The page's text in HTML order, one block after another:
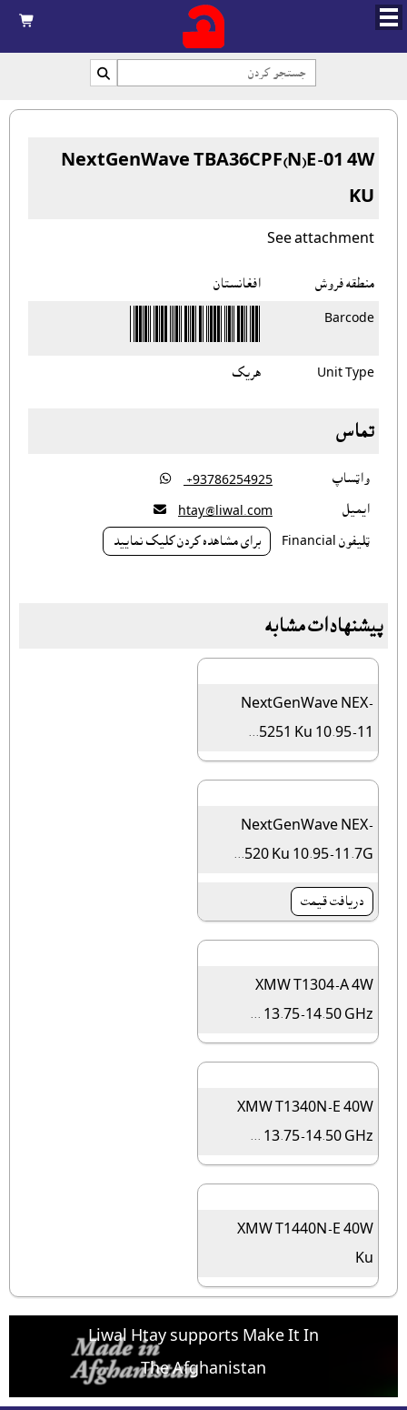



NextGenWave TBA36CPF(N)E-01 4W
KU
See attachment
منطقه فروش افغانستان
Barcode
Unit Type هريک
تماس
واټساپ ‎ +93786254925

ايميل htay@liwal.com

ټليفون Financial براى مشاهده کردن کليک نماييد
پیشنهادات مشابه
NextGenWave NEX-
5251 Ku 10.95-11...
NextGenWave NEX-
520 Ku 10.95-11.7G...
دريافت قيمت
XMW T1304-A 4W
13.75-14.50 GHz ...
XMW T1340N-E 40W
13.75-14.50 GHz ...
XMW T1440N-E 40W
Ku
Liwal Htay supports Make It In
The Afghanistan